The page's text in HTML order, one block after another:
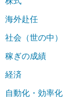
海外赴任
社会（世の中）
稼ぎの成績
経済
自動化・効率化